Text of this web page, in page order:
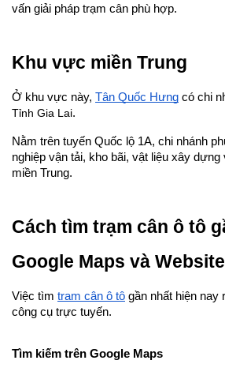
vấn giải pháp trạm cân phù hợp.
Khu vực miền Trung
Ở khu vực này, Tân Quốc Hưng có chi
Tỉnh Gia Lai.
Nằm trên tuyến Quốc lộ 1A, chi nhánh
nghiệp vận tải, kho bãi, vật liệu xây
miền Trung.
Cách tìm trạm cân ô tô
Google Maps và Website
Việc tìm trạm cân ô tô gần nhất hiện nay
công cụ trực tuyến.
Tìm kiếm trên Google Maps